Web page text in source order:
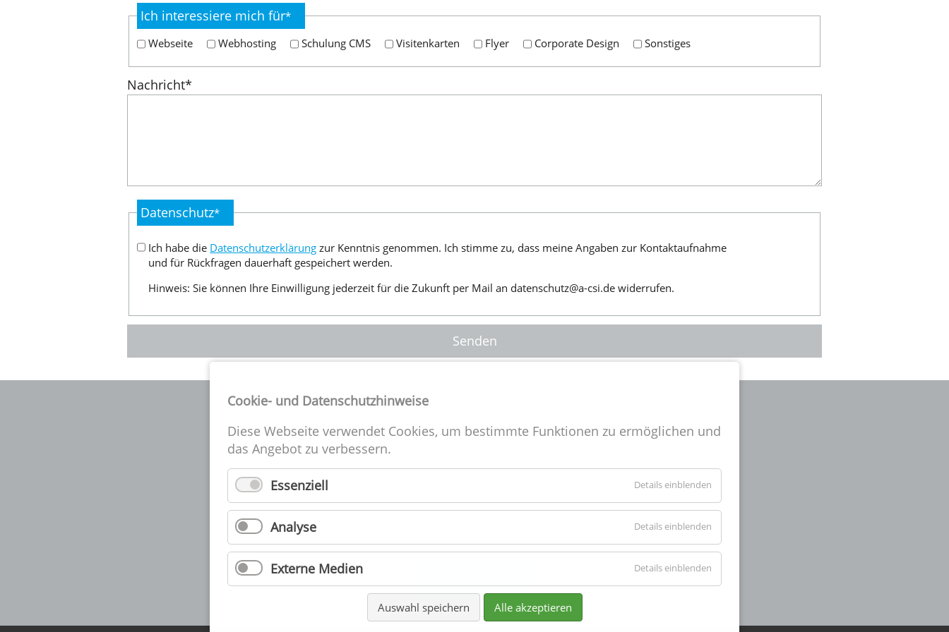
Ich interessiere mich für*
Webseite
Webhosting Schulung CMS Visitenkarten Flyer Corporate Design Sonstiges
Nachricht*
Datenschutz*
Ich habe die Datenschutzerklärung zur Kenntnis genommen. Ich stimme zu, dass meine Angaben zur Kontaktaufnahme
und für Rückfragen dauerhaft gespeichert werden.
Hinweis: Sie können Ihre Einwilligung jederzeit für die Zukunft per Mail an datenschutz@a-csi.de widerrufen.
Senden
Die A-CSI gibt es seit über 25 Jahren und ist eine inhabergeführte Full-
Servie-Werbeagentur, dadurch haben wir viele Veränderungen in der
Branche mitgemacht und halten uns noch heute immer auf dem
neuesten Stand, damit wir unsere Kunden bestens beraten können.
Softwarelösungen (z.B. die Adobe CC).
Cookie- und Datenschutzhinweise
Diese Webseite verwendet Cookies, um bestimmte Funktionen zu ermöglichen und
das Angebot zu verbessern.
Essenziell Details einblenden
Analyse Details einblenden
Externe Medien Details einblenden
Auswahl speichern Alle akzeptieren